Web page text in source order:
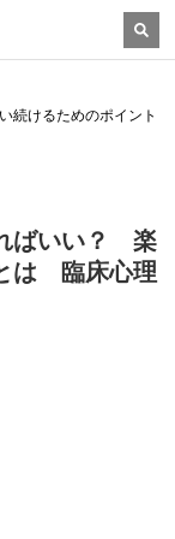
続けるためのポイント
ばいい？ 楽
は 臨床心理